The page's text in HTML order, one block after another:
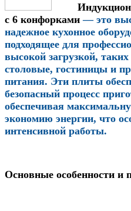
с 6 конфорками— это
надежное кухонное
подходящее для
высокой загрузкой,
столовые, гостиницы и
питания. Эти плиты
безопасный процесс
обеспечивая
экономию энергии, что
интенсивной работы.
Основные особенности и